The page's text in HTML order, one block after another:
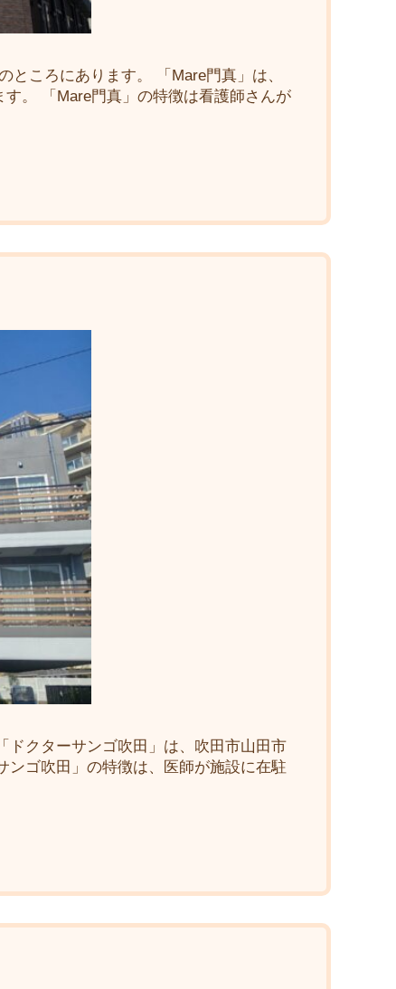
ころにあります。 「Mare門真」は、
。 「Mare門真」の特徴は看護師さんが
ドクターサンゴ吹田」は、吹田市山田市
ゴ吹田」の特徴は、医師が施設に在駐